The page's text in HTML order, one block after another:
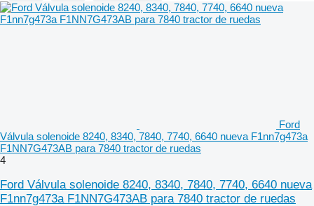
Ford
Válvula solenoide 8240, 8340, 7840, 7740, 6640 nueva F1nn7g473a
F1NN7G473AB para 7840 tractor de ruedas
4
Ford Válvula solenoide 8240, 8340, 7840, 7740, 6640 nueva
F1nn7g473a F1NN7G473AB para 7840 tractor de ruedas